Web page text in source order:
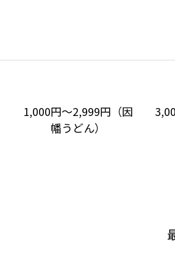
1,000円～2,999円（因
幡うどん）